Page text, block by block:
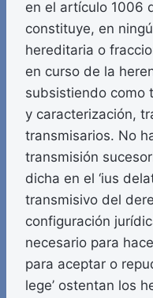
en el artículo 1006
constituye, en
hereditaria o
en curso de la
subsistiendo como
y caracterización,
transmisarios. No
transmisión
dicha en el ‘ius
transmisivo del
configuración
necesario para
para aceptar o
lege’ ostentan los